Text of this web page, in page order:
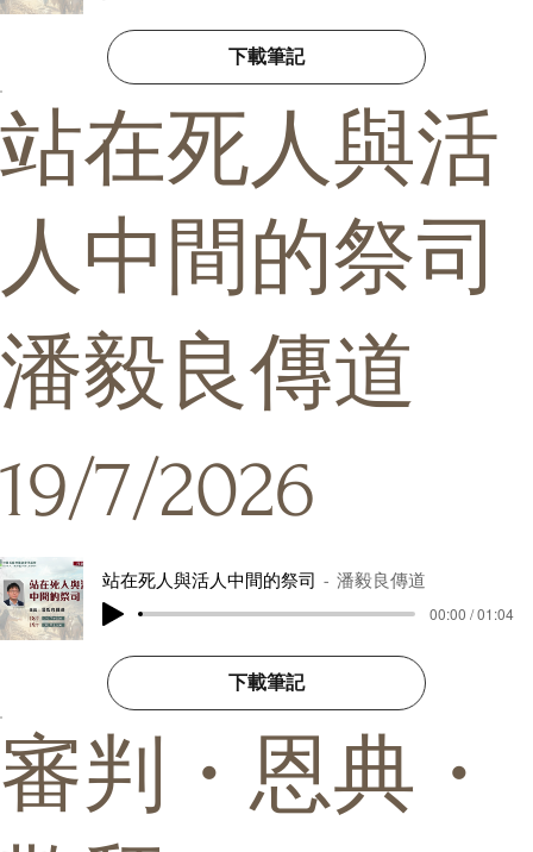
下載筆記
19/7/2026
潘毅良傳道
站在死人與活
人中間的祭司
站在死人與活人中間的祭司
潘毅良傳道
00:00 / 01:04
下載筆記
審判・恩典・